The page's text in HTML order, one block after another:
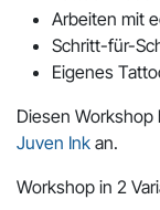
Arbeiten mit
Schritt-für-
Eigenes
Diesen
Juven Ink an.
Workshop in 2